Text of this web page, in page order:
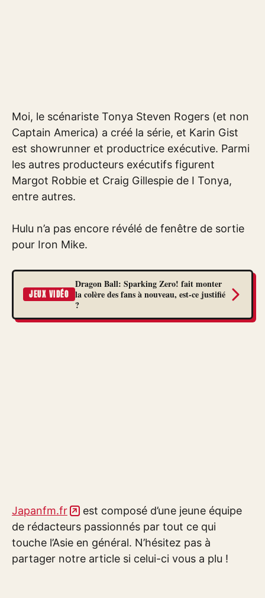
Moi, le scénariste Tonya Steven Rogers (et non
Captain America) a créé la série, et Karin Gist
est showrunner et productrice exécutive. Parmi
les autres producteurs exécutifs figurent
Margot Robbie et Craig Gillespie de I Tonya,
entre autres.
Hulu n’a pas encore révélé de fenêtre de sortie
pour Iron Mike.
JEUX VIDÉO
Dragon Ball: Sparking Zero! fait monter
la colère des fans à nouveau, est-ce justifié
?
Japanfm.fr
est composé d’une jeune équipe
de rédacteurs passionnés par tout ce qui
touche l’Asie en général. N’hésitez pas à
partager notre article si celui-ci vous a plu !